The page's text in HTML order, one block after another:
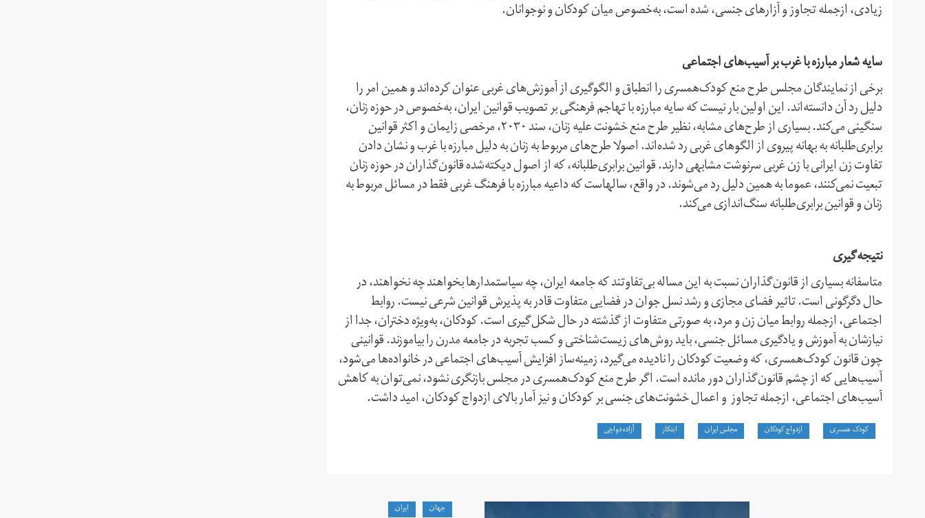
زیادی، از‌جمله تجاوز و آزارهای جنسی، شده است، به‌خصوص میان کودکان و نوجوانان.
سایه شعار مبارزه با غرب بر آسیب‌های اجتماعی
برخی از نمایندگان مجلس طرح منع کودک‌همسری را انطباق و الگوگیری از آموزش‌های غربی عنوان کرده‌اند و همین امر را
دلیل رد آن دانسته‌اند. این اولین بار نیست که سایه مبارزه با تهاجم فرهنگی بر تصویب قوانین ایران، به‌خصوص در حوزه زنان،
سنگینی می‌کند. بسیاری از طرح‌های مشابه، نظیر طرح منع خشونت علیه زنان، سند ۲۰۳۰، مرخصی زایمان و اکثر قوانین
برابری‌طلبانه به بهانه پیروی از الگو‌های غربی رد شده‌اند. اصولا طرح‌های مربوط به زنان به دلیل مبارزه با غرب و نشان دادن
تفاوت زن ایرانی با زن غربی سرنوشت مشابهی دارند. قوانین برابری‌طلبانه، که از اصول دیکته‌شده قانون‌گذاران در حوزه زنان
تبعیت نمی‌کنند، عموما به همین دلیل رد می‌شوند. در‌ واقع، سالهاست که داعیه مبارزه با فرهنگ غربی فقط در مسائل مربوط به
زنان و قوانین برابری‌طلبانه سنگ‌اندازی می‌کند.
نتیجه‌گیری
متاسفانه بسیاری از قانون‌گذاران نسبت به این مساله بی‌تفاوتند که جامعه ایران، چه سیاستمدارها بخواهند چه نخواهند، در
حال دگرگونی است. تاثیر فضای مجازی و رشد نسل جوان در فضایی متفاوت قادر به پذیرش قوانین شرعی نیست. روابط
اجتماعی، از‌جمله روابط میان زن و مرد، به صورتی متفاوت از گذشته در حال شکل‌گیری است. کودکان، به‌ویژه دختران، جدا از
نیاز‌شان به آموزش و یادگیری مسائل جنسی، باید روش‌های زیست‌شناختی و کسب تجربه در جامعه مدرن را بیاموزند. قوانینی
چون قانون کودک‌همسری، که وضعیت کودکان را نادیده می‌گیرد، زمینه‌ساز افزایش آسیب‌های اجتماعی در خانواده‌ها می‌شود،
آسیب‌هایی که از چشم قانون‌گذاران دور مانده است. اگر طرح منع کودک‌همسری در مجلس بازنگری نشود، نمی‌توان به کاهش
آسیب‌های اجتماعی، از‌جمله تجاوز و اعمال خشونت‌های جنسی بر کودکان و نیز آمار بالای ازدواج کودکان، امید داشت.
کودک همسری ازدواج کودکان مجلس ایران ابتکار آزاده دواچی
جهان ايران